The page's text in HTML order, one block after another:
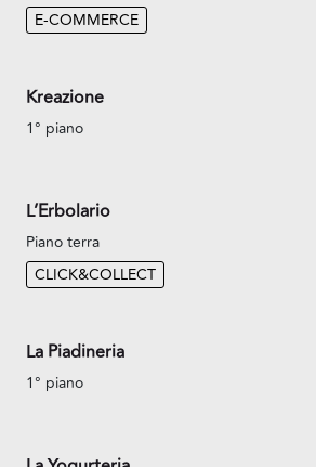
E-COMMERCE
Kreazione
1° piano
L’Erbolario
Piano terra
CLICK&COLLECT
La Piadineria
1° piano